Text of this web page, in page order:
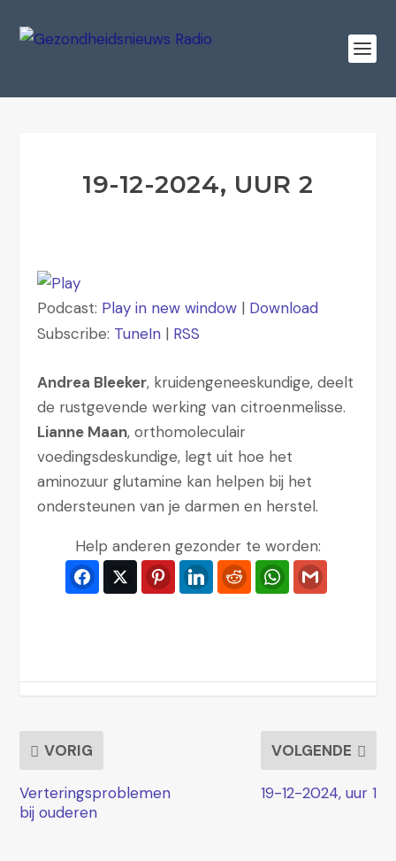
19-12-2024, UUR 2
Podcast: Play in new window | Download
Subscribe: TuneIn | RSS
Andrea Bleeker, kruidengeneeskundige, deelt
de rustgevende werking van citroenmelisse.
Lianne Maan, orthomoleculair
voedingsdeskundige, legt uit hoe het
aminozuur glutamine kan helpen bij het
ondersteunen van je darmen en herstel.
Help anderen gezonder te worden:
FacebookTwitter PinterestLinkedIn Reddit WhatsApp
VORIG
Verteringsproblemen
bij ouderen
VOLGENDE
19-12-2024, uur 1